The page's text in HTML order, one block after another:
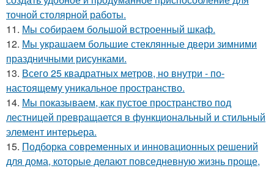
точной столярной работы.
11. Мы собираем большой встроенный шкаф.
12. Мы украшаем большие стеклянные двери зимними
праздничными рисунками.
13. Всего 25 квадратных метров, но внутри - по-
настоящему уникальное пространство.
14. Мы показываем, как пустое пространство под
лестницей превращается в функциональный и стильный
элемент интерьера.
15. Подборка современных и инновационных решений
для дома, которые делают повседневную жизнь проще,